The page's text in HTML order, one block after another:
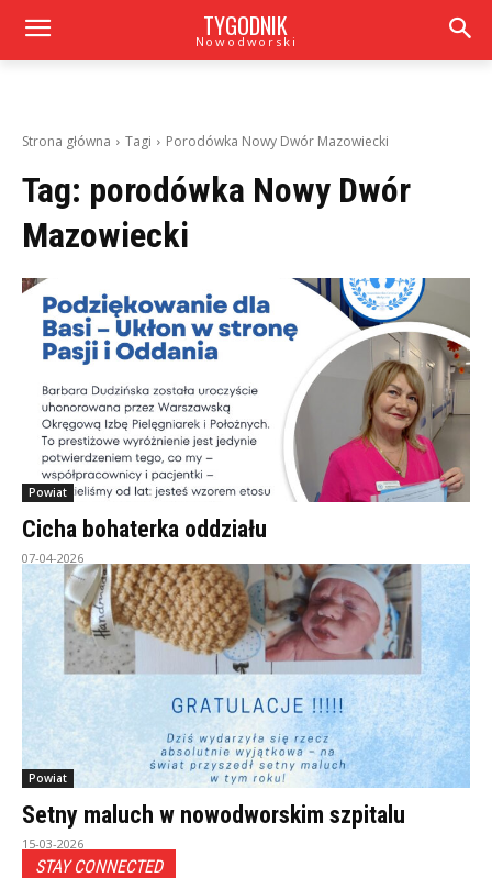
TYGODNIK
Nowodworski
Strona główna Tagi Porodówka Nowy Dwór Mazowiecki
Tag: porodówka Nowy Dwór
Mazowiecki
Powiat
Cicha bohaterka oddziału
07-04-2026
Powiat
Setny maluch w nowodworskim szpitalu
15-03-2026
STAY CONNECTED